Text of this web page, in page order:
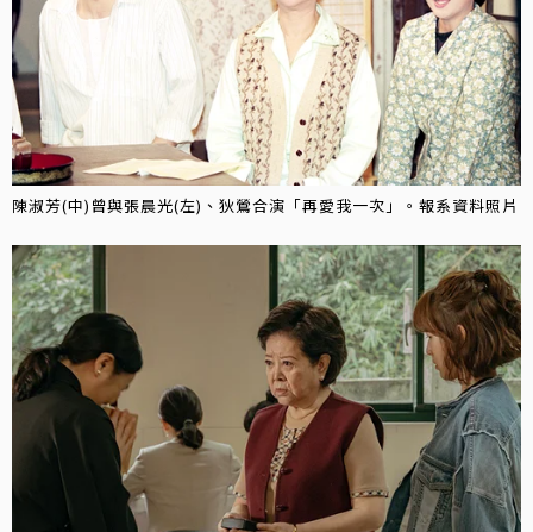
陳淑芳(中)曾與張晨光(左)、狄鶯合演「再愛我一次」。報系資料照片